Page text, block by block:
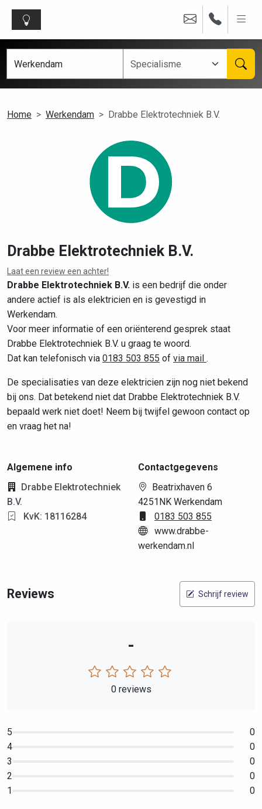
Home Werkendam Drabbe Elektrotechniek B.V.
Drabbe Elektrotechniek B.V.
Laat een review een achter!
Drabbe Elektrotechniek B.V. is een bedrijf die onder
andere actief is als elektricien en is gevestigd in
Werkendam.
Voor meer informatie of een oriënterend gesprek staat
Drabbe Elektrotechniek B.V. u graag te woord.
Dat kan telefonisch via 0183 503 855 of via mail .
De specialisaties van deze elektricien zijn nog niet bekend
bij ons. Dat betekend niet dat Drabbe Elektrotechniek B.V.
bepaald werk niet doet! Neem bij twijfel gewoon contact op
en vraag het na!
Algemene info
Drabbe Elektrotechniek
B.V.
KvK: 18116284
Contactgegevens
Beatrixhaven 6
4251NK Werkendam
0183 503 855
www.drabbe-
werkendam.nl
Reviews Schrijf review
-
0 reviews
5
0
4
0
3
0
2
0
1
0